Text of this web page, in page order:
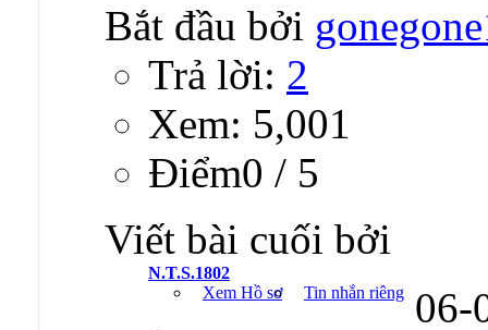
Bắt đầu bởi
Trả lời: 2
Xem: 5,001
Ðiểm0 / 5
Viết bài cuối bởi
N.T.S.1802
Xem Hồ sơ
Tin nhắn riêng 06-